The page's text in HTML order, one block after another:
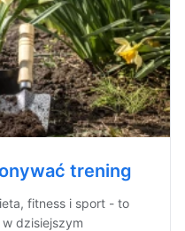
trening
fitness i sport - to
dzisiejszym